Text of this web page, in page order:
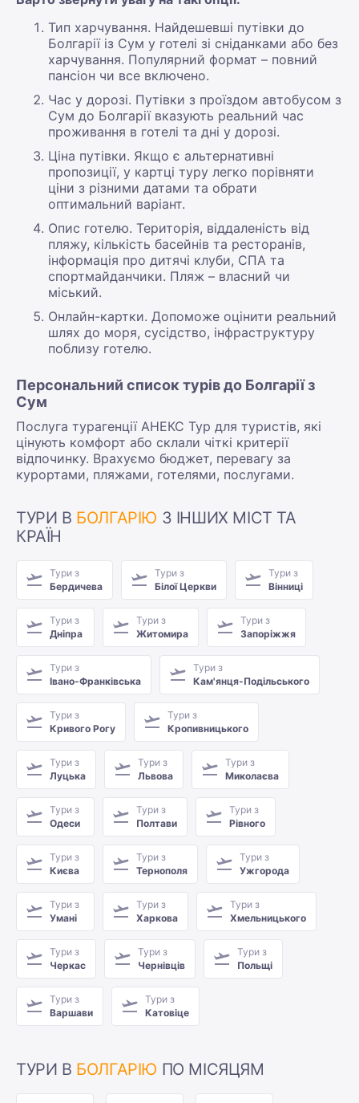
Тип харчування. Найдешевші путівки до
Болгарії із Сум у готелі зі сніданками або без
харчування. Популярний формат – повний
пансіон чи все включено.
Час у дорозі. Путівки з проїздом автобусом з
Сум до Болгарії вказують реальний час
проживання в готелі та дні у дорозі.
Ціна путівки. Якщо є альтернативні
пропозиції, у картці туру легко порівняти
ціни з різними датами та обрати
оптимальний варіант.
Опис готелю. Територія, віддаленість від
пляжу, кількість басейнів та ресторанів,
інформація про дитячі клуби, СПА та
спортмайданчики. Пляж – власний чи
міський.
Онлайн-картки. Допоможе оцінити реальний
шлях до моря, сусідство, інфраструктуру
поблизу готелю.
Персональний список турів до Болгарії з
Сум
Послуга турагенції АНЕКС Тур для туристів, які
цінують комфорт або склали чіткі критерії
відпочинку. Врахуємо бюджет, перевагу за
курортами, пляжами, готелями, послугами.
ТУРИ В БОЛГАРІЮ З ІНШИХ МІСТ ТА
КРАЇН
Тури з
Бердичева
Тури з
Білої Церкви
Тури з
Вінниці
Тури з
Дніпра
Тури з
Житомира
Тури з
Запоріжжя
Тури з
Івано-Франківська
Тури з
Кам'янця-Подільського
Тури з
Кривого Рогу
Тури з
Кропивницького
Тури з
Луцька
Тури з
Львова
Тури з
Миколаєва
Тури з
Одеси
Тури з
Полтави
Тури з
Рівного
Тури з
Києва
Тури з
Тернополя
Тури з
Ужгорода
Тури з
Умані
Тури з
Харкова
Тури з
Хмельницького
Тури з
Черкас
Тури з
Чернівців
Тури з
Польщі
Тури з
Варшави
Тури з
Катовіце
ТУРИ В БОЛГАРІЮ ПО МІСЯЦЯМ